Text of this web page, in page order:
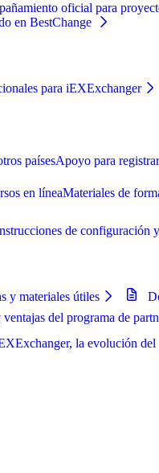
oficial para
en BestChange
para iEXExchanger
paísesApoyo para
en líneaMateriales de
de configuración
y materiales útiles
del programa de
la evolución del